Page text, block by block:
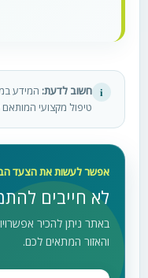
i חשוב לדעת: המידע
טיפול מקצועי
אפשר לעשות את הצעד
לא חייבים
באתר ניתן להכיר
והאזור המתאים לכם.